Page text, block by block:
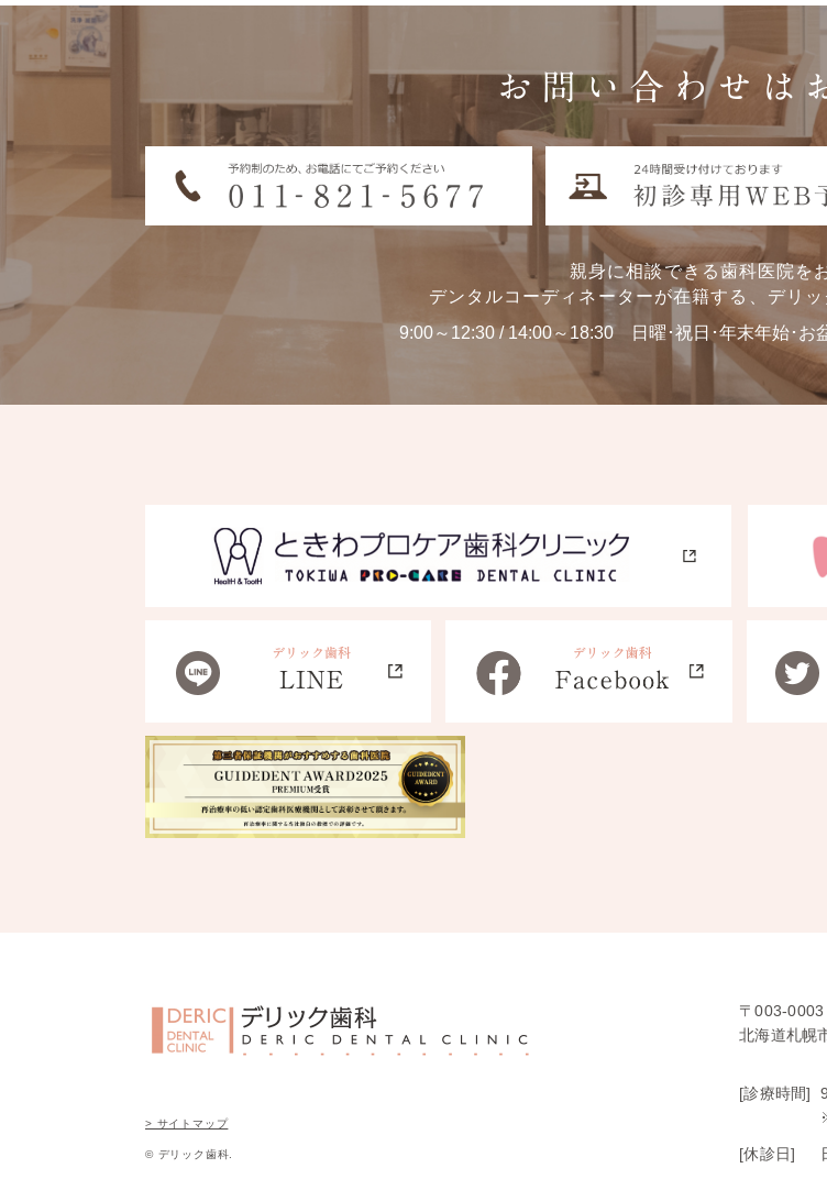
お問い合わせは
親身に相談できる歯科医院を
デンタルコーディネーターが在籍する、 デリ
9:00～12:30 / 14:00～18:30
日曜･祝日･年末年始･
〒003-0003
北海道札幌
[診療時間]
[休診日]
> サイトマップ
© デリック歯科.